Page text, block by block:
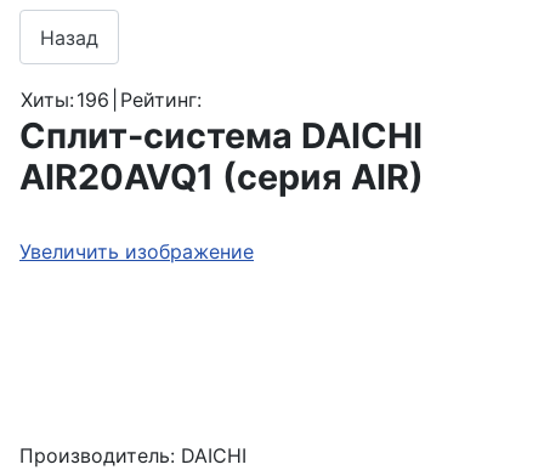
Хиты:196 Рейтинг:
Cплит-система DAICHI
AIR20AVQ1 (серия AIR)
Увеличить изображение
Производитель: DAICHI